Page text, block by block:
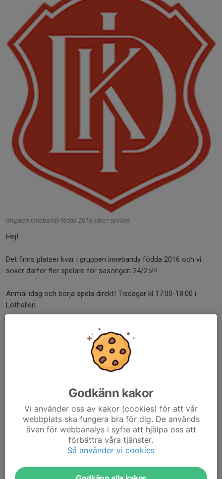
Gruppen innebandy födda 2016 söker spelare
Hej!
Det finns platser kvar i gruppen innebandy födda 2016 och vi
söker därför fler spelare för säsongen 24/25!!!
Anmäl idag och börja spela direkt! Tisdagar kl 17:00-18:00 i
Löthallen.
Det är just nu en grupp på ca 25 härliga killar (även tjejer är
välkomna!) som ses varje tisdag för att spela innebandy och ha
Klicka på den stora knappen anmälan ovan och kom testa på. Du
Vid frågor kontakta Elias på 076 310 12 44 eller mejl till
innebandy@duvboik.se
Allt gott och hoppas vi ses!
Ledarna
Oscar, Lorenzo och Erik
Godkänn kakor
Vi använder oss av kakor (cookies) för att vår
webbplats ska fungera bra för dig. De används
även för webbanalys i syfte att hjälpa oss att
förbättra våra tjänster.
Så använder vi cookies